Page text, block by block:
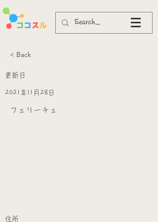
< Back
更新日
2021年11月28日
フェリーチェ
​ ​住所